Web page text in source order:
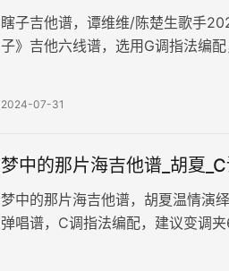
瞎子吉他谱，谭维维/陈楚生歌手
子》吉他六线谱，选用G调指法编
2024-07-31
梦中的那片海吉他谱_胡夏
梦中的那片海吉他谱，胡夏温情演
弹唱谱，C调指法编配，建议变调